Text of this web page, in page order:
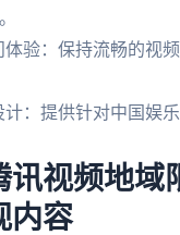
体验：保持流畅的视
计：提供针对中国娱
讯视频地域
内容